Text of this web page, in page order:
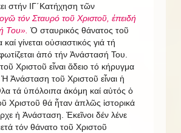
στήν ΙΓ΄Κατήχηση τῶν
τόν Σταυρό τοῦ Χριστοῦ, ἐπειδή
Του». Ὁ σταυρικός θάνατος τοῦ
γίνεται οὐσιαστικός γιά τή
ἀπό τήν Ἀνάστασή Του.
Χριστοῦ εἶναι ἄδειο τό κήρυγμα
Ἀνάσταση τοῦ Χριστοῦ εἶναι ἡ
τά ὑπόλοιπα ἀκόμη καί αὐτός ὁ
Χριστοῦ θά ἦταν ἁπλῶς ἱστορικά
ἡ Ἀνάσταση. Ἐκεῖνοι δέν λένε
τόν θάνατο τοῦ Χριστοῦ